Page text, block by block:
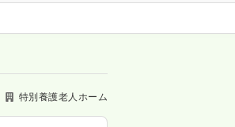
特別養護老人ホーム